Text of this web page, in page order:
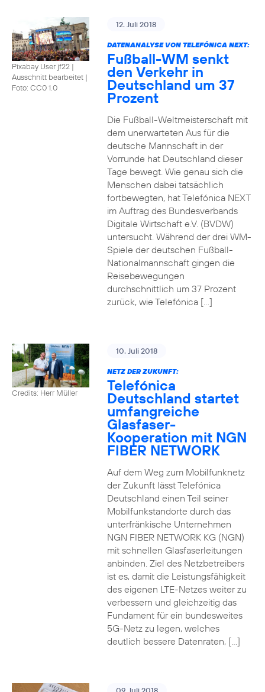
Pixabay User jf22 |
Ausschnitt bearbeitet |
Foto: CC0 1.0
12. Juli 2018
DATENANALYSE VON TELEFÓNICA NEXT:
Fußball-WM senkt
den Verkehr in
Deutschland um 37
Prozent
Die Fußball-Weltmeisterschaft mit
dem unerwarteten Aus für die
deutsche Mannschaft in der
Vorrunde hat Deutschland dieser
Tage bewegt. Wie genau sich die
Menschen dabei tatsächlich
fortbewegten, hat Telefónica NEXT
im Auftrag des Bundesverbands
Digitale Wirtschaft e.V. (BVDW)
untersucht. Während der drei WM-
Spiele der deutschen Fußball-
Nationalmannschaft gingen die
Reisebewegungen
durchschnittlich um 37 Prozent
zurück, wie Telefónica […]
Credits: Herr Müller
10. Juli 2018
NETZ DER ZUKUNFT:
Telefónica
Deutschland startet
umfangreiche
Glasfaser-
Kooperation mit NGN
FIBER NETWORK
Auf dem Weg zum Mobilfunknetz
der Zukunft lässt Telefónica
Deutschland einen Teil seiner
Mobilfunkstandorte durch das
unterfränkische Unternehmen
NGN FIBER NETWORK KG (NGN)
mit schnellen Glasfaserleitungen
anbinden. Ziel des Netzbetreibers
ist es, damit die Leistungsfähigkeit
des eigenen LTE-Netzes weiter zu
verbessern und gleichzeitig das
Fundament für ein bundesweites
5G-Netz zu legen, welches
deutlich bessere Datenraten, […]